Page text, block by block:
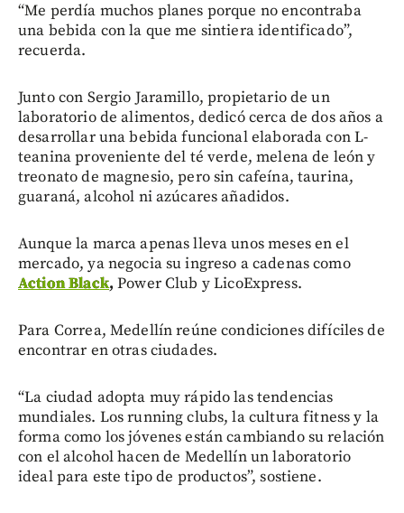
“Me perdía muchos planes porque no encontraba
una bebida con la que me sintiera identificado”,
recuerda.
Junto con Sergio Jaramillo, propietario de un
laboratorio de alimentos, dedicó cerca de dos años a
desarrollar una bebida funcional elaborada con L-
teanina proveniente del té verde, melena de león y
treonato de magnesio, pero sin cafeína, taurina,
guaraná, alcohol ni azúcares añadidos.
Aunque la marca apenas lleva unos meses en el
mercado, ya negocia su ingreso a cadenas como
Action Black,Power Club y LicoExpress.
Para Correa, Medellín reúne condiciones difíciles de
encontrar en otras ciudades.
“La ciudad adopta muy rápido las tendencias
mundiales. Los running clubs, la cultura fitness y la
forma como los jóvenes están cambiando su relación
con el alcohol hacen de Medellín un laboratorio
ideal para este tipo de productos”, sostiene.